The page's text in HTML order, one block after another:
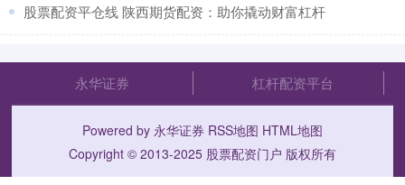
​股票配资平仓线 陕西期货配资：助你撬动财富杠杆
永华证券 杠杆配资平台
Powered by 永华证券 RSS地图 HTML地图
Copyright © 2013-2025 股票配资门户 版权所有